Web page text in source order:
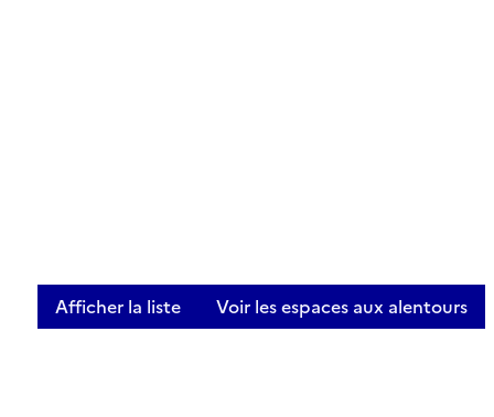
Afficher la liste Voir les espaces aux alentours